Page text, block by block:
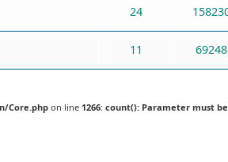
24
11 69248
Core.php on line 1266: count(): Parameter must